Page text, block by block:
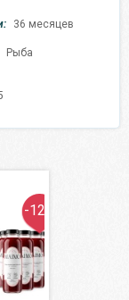
36 месяцев
Рыба
-12%